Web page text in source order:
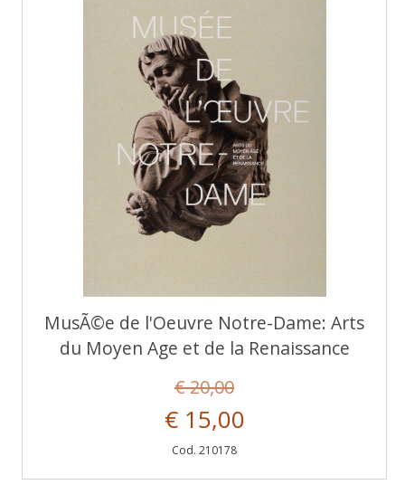
MusÃ©e de l'Oeuvre Notre-Dame: Arts
du Moyen Age et de la Renaissance
€ 20,00
€ 15,00
Cod. 210178